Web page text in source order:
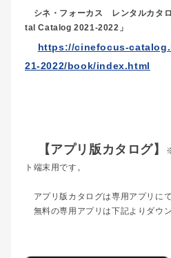
シネ・フォーカス レンタルカタ
tal Catalog 2021-2022」
https://cinefocus-
21-2022/book/index.html
【アプリ版カタログ】
ト端末用です。
アプリ版カタログは専用アプリに
無料の専用アプリは下記よりダウン